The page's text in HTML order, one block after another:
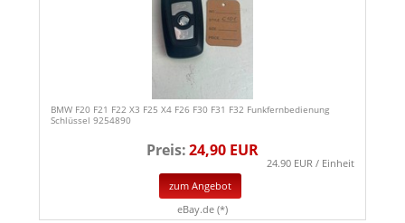
BMW F20 F21 F22 X3 F25 X4 F26 F30 F31 F32 Funkfernbedienung
Schlüssel 9254890
Preis:24,90 EUR
24.90 EUR / Einheit
zum Angebot
eBay.de (*)